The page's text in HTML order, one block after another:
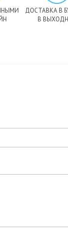
ДОСТАВКА В
В